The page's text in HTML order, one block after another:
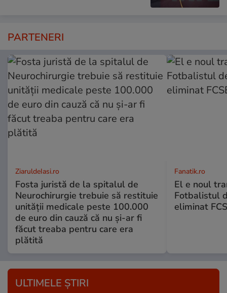
PARTENERI
ZiaruldeIasi.ro
Fosta juristă de la spitalul de
Neurochirurgie trebuie să restituie
unității medicale peste 100.000
de euro din cauză că nu și-ar fi
făcut treaba pentru care era
plătită
Fanatik.ro
El e noul
Fotbalistul
eliminat
ULTIMELE ȘTIRI